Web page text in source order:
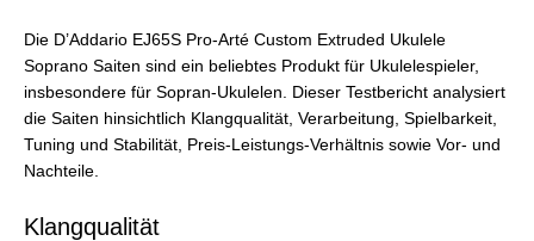
Die D’Addario EJ65S Pro-Arté Custom Extruded Ukulele
Soprano Saiten sind ein beliebtes Produkt für Ukulelespieler,
insbesondere für Sopran-Ukulelen. Dieser Testbericht analysiert
die Saiten hinsichtlich Klangqualität, Verarbeitung, Spielbarkeit,
Tuning und Stabilität, Preis-Leistungs-Verhältnis sowie Vor- und
Nachteile.
Klangqualität